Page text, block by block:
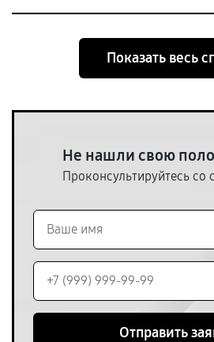
Показать весь
Не нашли свою
Проконсультируйтесь со
Отправить